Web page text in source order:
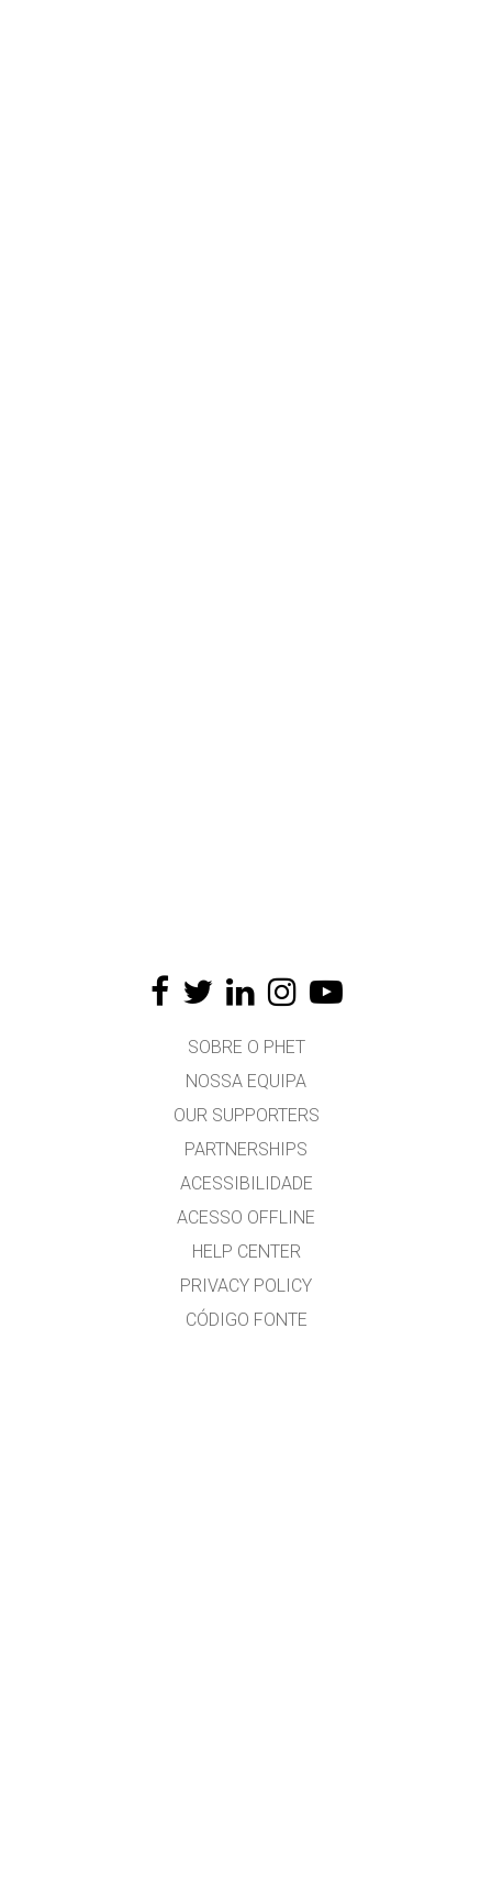
SOBRE O PHET
NOSSA EQUIPA
OUR SUPPORTERS
PARTNERSHIPS
ACESSIBILIDADE
ACESSO OFFLINE
HELP CENTER
PRIVACY POLICY
CÓDIGO FONTE